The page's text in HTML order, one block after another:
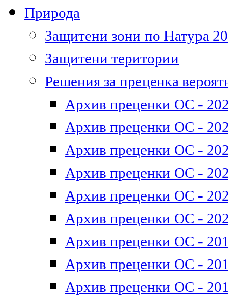
Природа
Защитени зони по Натура
Защитени територии
Решения за преценка
Архив преценки ОС -
Архив преценки ОС -
Архив преценки ОС -
Архив преценки ОС -
Архив преценки ОС -
Архив преценки ОС -
Архив преценки ОС -
Архив преценки ОС -
Архив преценки ОС -